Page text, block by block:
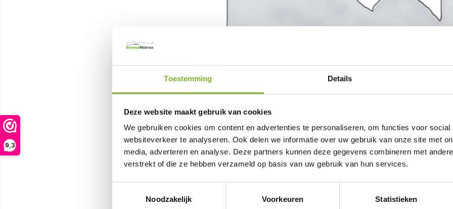
9,3
Toestemming Details
Deze website maakt gebruik van cookies
We gebruiken cookies om content en advertenties te personaliseren, om functies voor
websiteverkeer te analyseren. Ook delen we informatie over uw gebruik van onze site met
media, adverteren en analyse. Deze partners kunnen deze gegevens combineren met
verstrekt of die ze hebben verzameld op basis van uw gebruik van hun services.
Noodzakelijk
Voorkeuren Statistieken